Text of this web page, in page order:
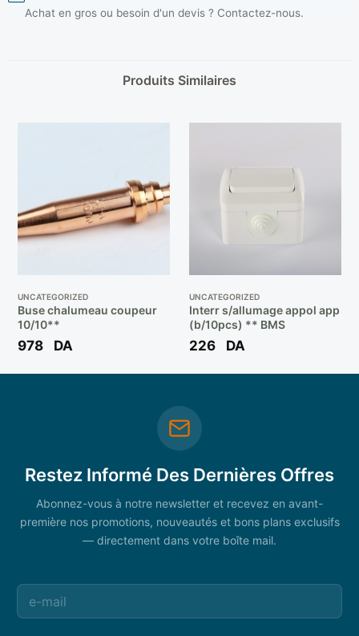
Achat en gros ou besoin d'un devis ? Contactez-nous.
Produits Similaires
UNCATEGORIZED
Buse chalumeau coupeur
10/10**
978 DA
UNCATEGORIZED
Interr s/allumage appol app
(b/10pcs) ** BMS
226 DA
Restez Informé Des Dernières Offres
Abonnez-vous à notre newsletter et recevez en avant-
première nos promotions, nouveautés et bons plans exclusifs
— directement dans votre boîte mail.